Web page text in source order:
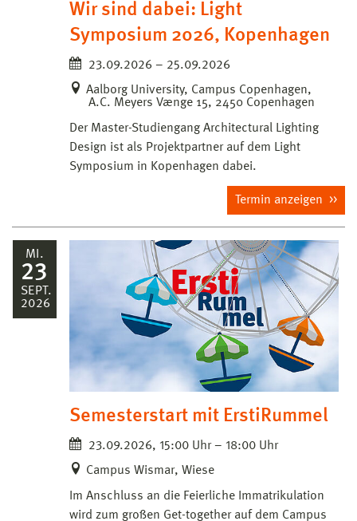
Wir sind dabei: Light
Symposium 2026, Kopenhagen
23.09.2026 – 25.09.2026
Aalborg University, Campus Copenhagen,
A.C. Meyers Vænge 15, 2450 Copenhagen
Der Master-Studiengang Architectural Lighting
Design ist als Projektpartner auf dem Light
Symposium in Kopenhagen dabei.
Termin anzeigen
MI.
23
SEPT.
2026
Semesterstart mit ErstiRummel
23.09.2026, 15:00 Uhr – 18:00 Uhr
Campus Wismar, Wiese
Im Anschluss an die Feierliche Immatrikulation
wird zum großen Get-together auf dem Campus